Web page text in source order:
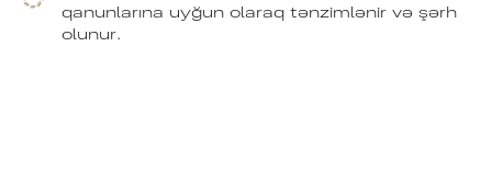
qanunlarına uyğun olaraq tənzimlənir və şərh
olunur.